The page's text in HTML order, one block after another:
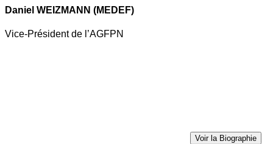
Daniel WEIZMANN (MEDEF)
Vice-Président de l’AGFPN
Voir la Biographie